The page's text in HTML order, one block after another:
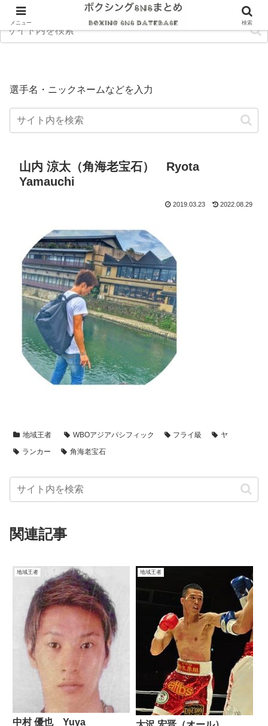
選手名・ニックネームなどを入力
山内 涼太（角海老宝石） Ryota
Yamauchi
2019.03.23 2022.08.29
地域王者 WBOアジアパシフィック フライ級
ヤ
ランカー
角海老宝石
関連記事
地域王者
中村 優也 Yuya
地域王者
メニュー 検索